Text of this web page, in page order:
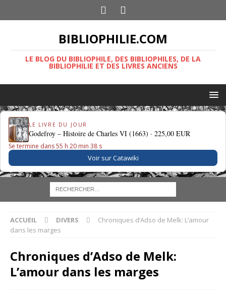
BIBLIOPHILIE.COM
LE BLOG DU BIBLIOPHILE, DES BIBLIOPHILES, DE LA
BIBLIOPHILIE ET DES LIVRES ANCIENS
LE LIVRE DU JOUR
Godefroy – Histoire de Charles VI (1663) ·225,00 EUR
Se termine dans 55 h 20 min 37 s
Voir sur Catawiki
ACCUEIL DIVERS
Chroniques d’Adso de Melk: L’amour
dans les marges
Chroniques d’Adso de Melk:
L’amour dans les marges